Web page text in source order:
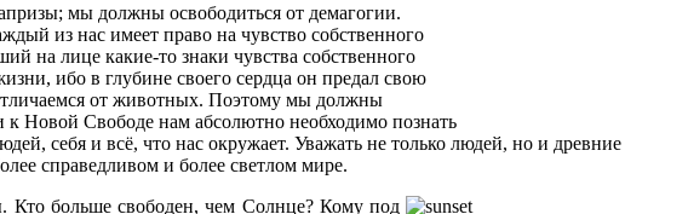
мы должны освободиться от демагогии.
из нас имеет право на чувство собственного
на лице какие-то знаки чувства собственного
ибо в глубине своего сердца он предал свою
от животных. Поэтому мы должны
Новой Свободе нам абсолютно необходимо познать
себя и всё, что нас окружает. Уважать не только людей, но и древние
справедливом и более светлом мире.
Кто больше свободен, чем Солнце? Кому под